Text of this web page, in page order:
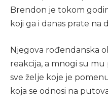
Brendon je tokom
koji ga i danas prate na
Njegova rođendanska
reakcija, a mnogi su
sve želje koje je
koja se odnosi na